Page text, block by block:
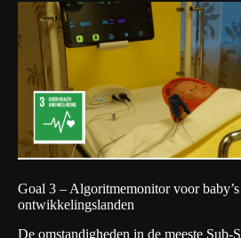
Goal 3 – Algoritmemonitor voor
ontwikkelingslanden
De omstandigheden in de meeste Sub-